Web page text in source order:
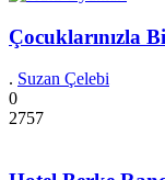
Çocuklarınızla
. Suzan Çelebi
0
2757